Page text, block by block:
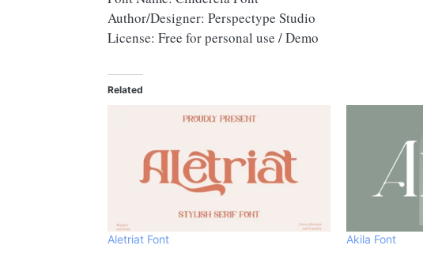
Author/Designer: Perspectype Studio
License: Free for personal use / Demo
Related
Aletriat Font Akila Font